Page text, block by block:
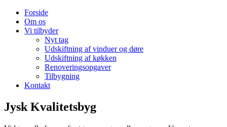
Forside
Om os
Vi tilbyder
Nyt tag
Udskiftning af vinduer og døre
Udskiftning af køkken
Renoveringsopgaver
Tilbygning
Kontakt
Jysk Kvalitetsbyg